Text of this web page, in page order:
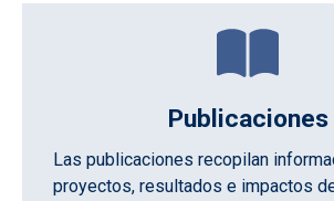
Publicaciones
Las publicaciones recopilan
proyectos, resultados e impactos